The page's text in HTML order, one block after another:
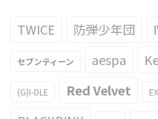
TWICE 防弾少年団
セブンティーン aespa
(G)I-DLE Red Velvet